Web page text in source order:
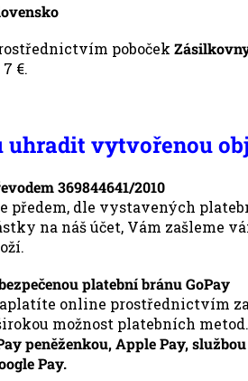
poboček
€.
uhradit vytvořenou
369844641/2010
předem, dle vystavených
na náš účet, Vám zašleme
platební bránu GoPay
online prostřednictvím
možnost platebních
peněženkou, Apple Pay,
Pay.